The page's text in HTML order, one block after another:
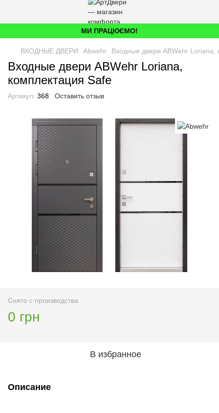
МИ ПРАЦЮЄМО!
ВХОДНЫЕ ДВЕРИ Abwehr Входные двери ABWehr Loriana,
Входные двери ABWehr Loriana,
комплектация Safe
Артикул: 368 Оставить отзыв
Снято с производства
0 грн
В избранное
Описание